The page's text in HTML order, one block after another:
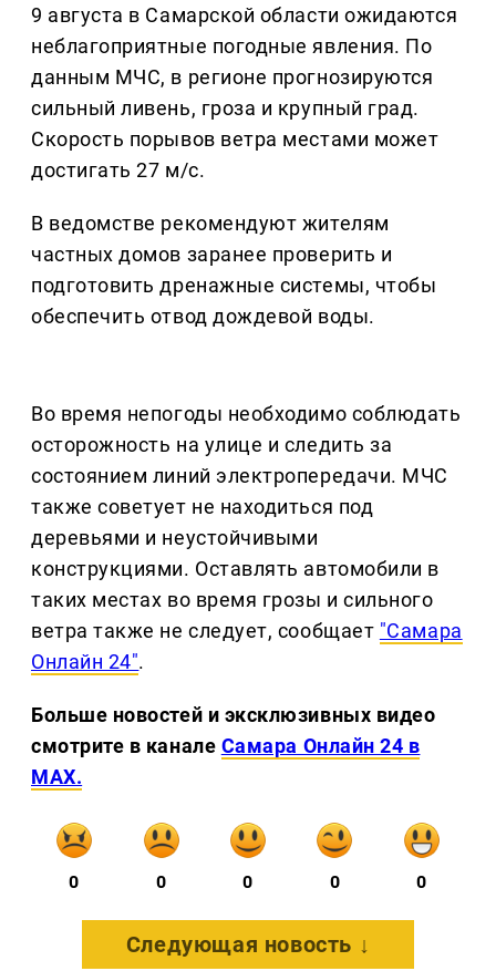
9 августа в Самарской области ожидаются
неблагоприятные погодные явления. По
данным МЧС, в регионе прогнозируются
сильный ливень, гроза и крупный град.
Скорость порывов ветра местами может
достигать 27 м/с.
В ведомстве рекомендуют жителям
частных домов заранее проверить и
подготовить дренажные системы, чтобы
обеспечить отвод дождевой воды.
Во время непогоды необходимо соблюдать
осторожность на улице и следить за
состоянием линий электропередачи. МЧС
также советует не находиться под
деревьями и неустойчивыми
конструкциями. Оставлять автомобили в
таких местах во время грозы и сильного
ветра также не следует, сообщает "Самара
Онлайн 24".
Больше новостей и эксклюзивных видео
смотрите в канале Самара Онлайн 24 в
MAX.
0 0 0 0 0
Следующая новость ↓